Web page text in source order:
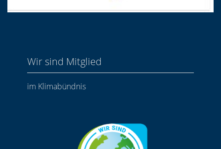
Wir sind Mitglied
im Klimabündnis